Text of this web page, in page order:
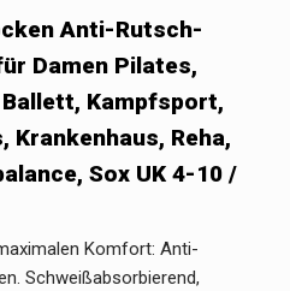
Anti-Rutsch-
Damen Pilates,
Ballett, Kampfsport,
Krankenhaus, Reha,
Sox UK 4-10 /
Komfort: Anti-
Schweißabsorbierend,